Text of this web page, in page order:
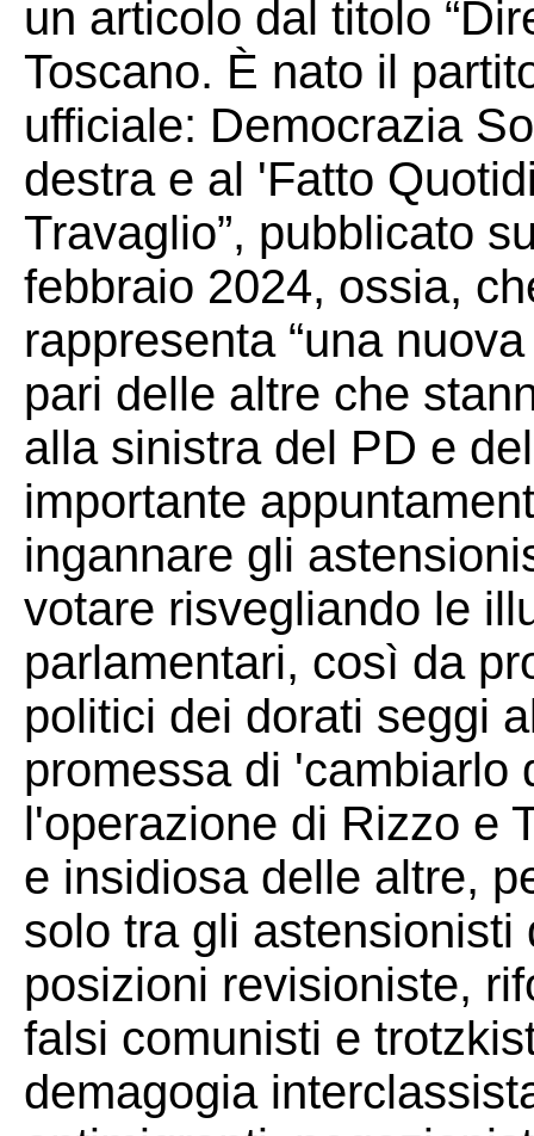
un articolo dal titolo
Toscano. È nato il
ufficiale: Democrazia
destra e al 'Fatto
Travaglio”, pubblicato
febbraio 2024, ossia,
rappresenta “una
pari delle altre che
alla sinistra del PD e
importante
ingannare gli
votare risvegliando le
parlamentari, così da
politici dei dorati seggi
promessa di 'cambiarlo
l'operazione di Rizzo e
e insidiosa delle altre,
solo tra gli
posizioni revisioniste,
falsi comunisti e
demagogia